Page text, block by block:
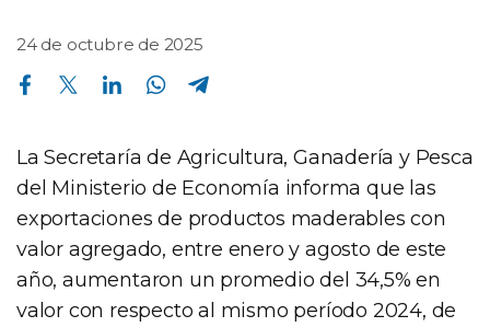
24 de octubre de 2025
Compartir en Facebook Compartir en Twitter Compartir en Linkedin Compartir en Whatsapp
La Secretaría de Agricultura, Ganadería y Pesca
del Ministerio de Economía informa que las
exportaciones de productos maderables con
valor agregado, entre enero y agosto de este
año, aumentaron un promedio del 34,5% en
valor con respecto al mismo período 2024, de